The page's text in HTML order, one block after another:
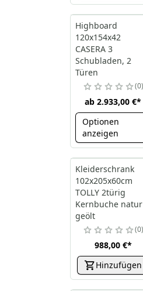
Highboard
120x154x42
CASERA 3
Schubladen, 2
Türen
0
ab 2.933,00 €*
Optionen
anzeigen
Kleiderschrank
102x205x60cm
TOLLY 2türig
Kernbuche natur
geölt
0
988,00 €*
Hinzufügen